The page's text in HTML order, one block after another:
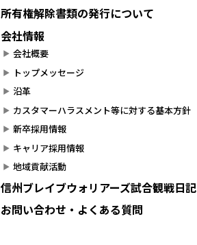
所有権解除書類の発行について
会社情報
会社概要
トップメッセージ
沿革
カスタマーハラスメント等に対する基本方針
新卒採用情報
キャリア採用情報
地域貢献活動
信州ブレイブウォリアーズ試合観戦日記
お問い合わせ・よくある質問